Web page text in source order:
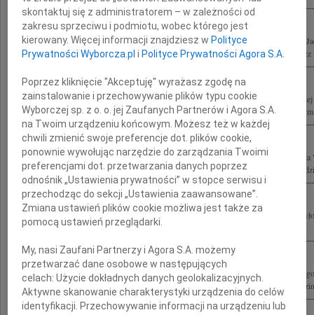
Wstrząśnięci tragiczną śmiercią Kolegów architektów prof. Stefana Kuryłowicza i
Współpracownikom składamy wyrazy głębokiego współczucia Marek Tryzybowicz
Z ogromnym smutkiem przyjęliśmy tragiczną wiadomość o nagłej i
Kuryłowicza wybitnego architekta, nauczyciela akademickiego i myśliciela, z
Z głębokim żalem przyjęliśmy wiadomość o śmierci profesora Stefana
projektu hotelu Double Tree by Hilton w Łodzi. Łączymy się w smutku z Jego
Z głębokim żalem i smutkiem przyjęliśmy wiadomość o śmierci prof. Stefana
nauczyciela i wspaniałego Człowieka. Szczere kondolencje i wyrazy głębokiego...
Z głębokim żalem i smutkiem przyjęliśmy wiadomość o tragicznej śmierci
Kuryłowicza wspaniałego Człowieka, Przyjaciela i Współpracownika Żonie i
skontaktuj się z administratorem – w zależności od
zakresu sprzeciwu i podmiotu, wobec którego jest
kierowany. Więcej informacji znajdziesz wPolityce
Prywatności Wyborcza.pl iPolityce Prywatności Agora S.A.
Poprzez kliknięcie "Akceptuję" wyrażasz zgodę na
zainstalowanie i przechowywanie plików typu cookie
Wyborczej sp. z o. o. jej Zaufanych Partnerów i Agora S.A.
na Twoim urządzeniu końcowym. Możesz też w każdej
chwili zmienić swoje preferencje dot. plików cookie,
ponownie wywołując narzędzie do zarządzania Twoimi
preferencjami dot. przetwarzania danych poprzez
odnośnik „Ustawienia prywatności” w stopce serwisu i
przechodząc do sekcji „Ustawienia zaawansowane”.
Zmiana ustawień plików cookie możliwa jest także za
pomocą ustawień przeglądarki.
My, nasi Zaufani Partnerzy i Agora S.A. możemy
przetwarzać dane osobowe w następujących
celach:Użycie dokładnych danych geolokalizacyjnych.
Aktywne skanowanie charakterystyki urządzenia do celów
identyfikacji. Przechowywanie informacji na urządzeniu lub